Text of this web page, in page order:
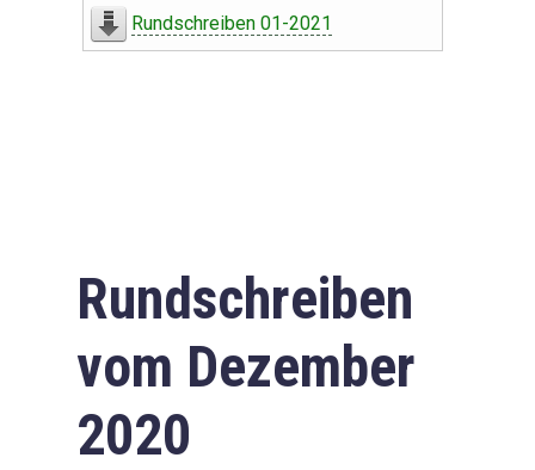
Rundschreiben 01-2021
Rundschreiben
vom Dezember
2020